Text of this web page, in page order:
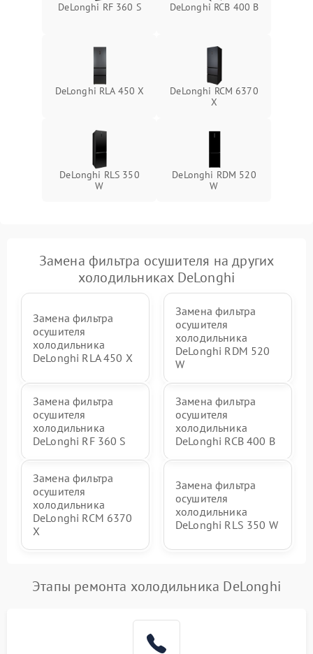
DeLonghi RF 360 S DeLonghi RCB 400 B
DeLonghi RLA 450 X
DeLonghi RCM 6370
X
DeLonghi RLS 350
W
DeLonghi RDM 520
W
Замена фильтра осушителя на других
холодильниках DeLonghi
Замена фильтра
осушителя
холодильника
DeLonghi RLA 450 X
Замена фильтра
осушителя
холодильника
DeLonghi RDM 520
W
Замена фильтра
осушителя
холодильника
DeLonghi RF 360 S
Замена фильтра
осушителя
холодильника
DeLonghi RCB 400 B
Замена фильтра
осушителя
холодильника
DeLonghi RCM 6370
X
Замена фильтра
осушителя
холодильника
DeLonghi RLS 350 W
Этапы ремонта холодильника DeLonghi